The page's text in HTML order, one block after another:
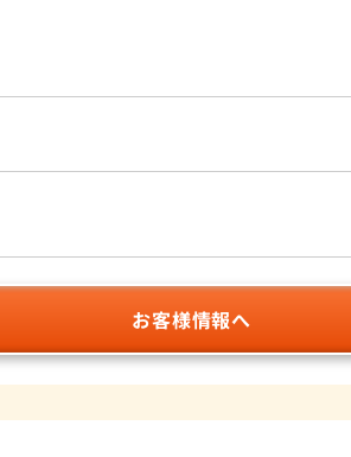
お客様情報へ